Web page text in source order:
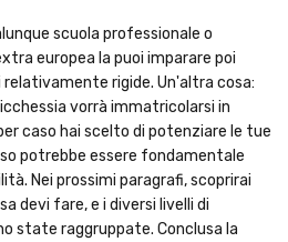
scuola professionale o
europea la puoi imparare poi
rigide. Un'altra cosa:
vorrà immatricolarsi in
caso hai scelto di potenziare le tue
potrebbe essere fondamentale
Nei prossimi paragrafi, scoprirai
devi fare, e i diversi livelli di
state raggruppate. Conclusa la